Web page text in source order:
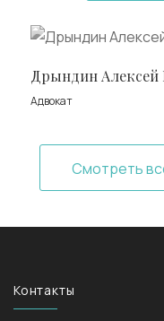
Дрындин Алексей
Адвокат
Смотреть
Контакты